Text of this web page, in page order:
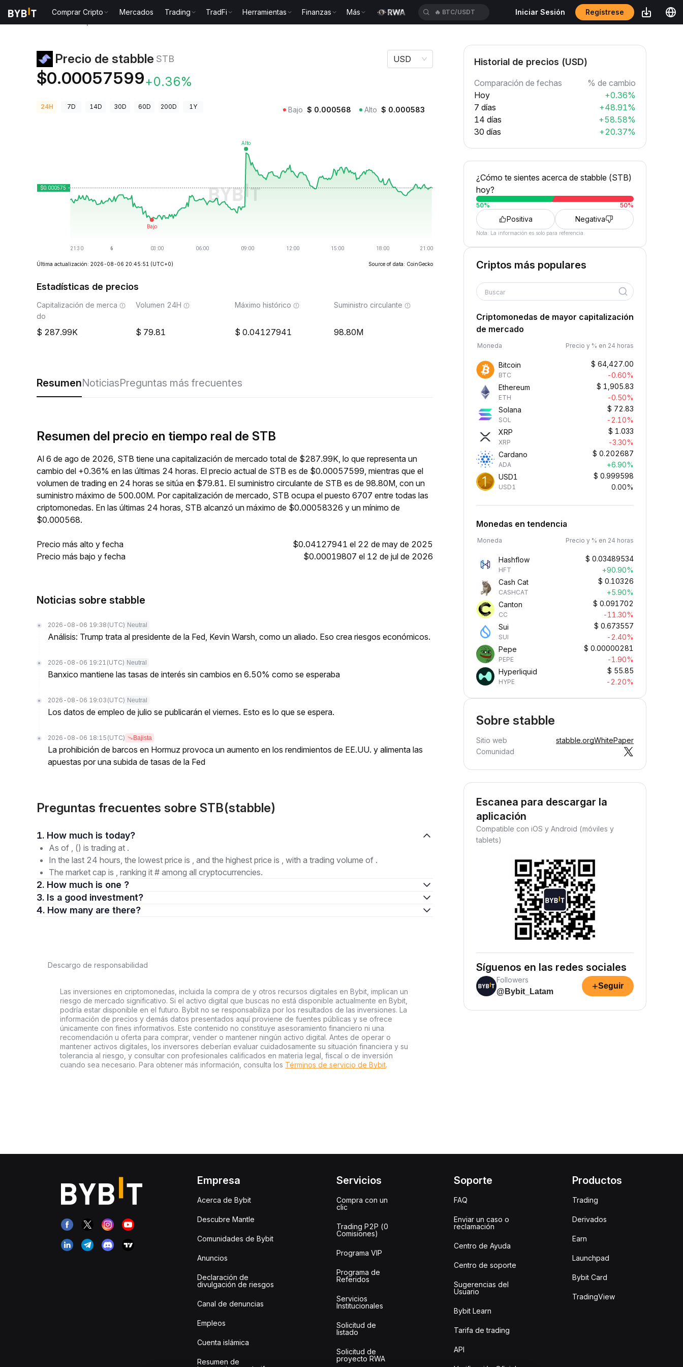
Comprar Cripto Mercados Trading TradFi Herramientas Finanzas Más 🔥 BTC/USDT Iniciar Sesión Regístrese
Precio de stabble STB
$0.00057599+0.36%
USD
24H 7D 14D 30D 60D 200D 1Y Bajo $ 0.000568 Alto $ 0.000583
Última actualización: 2026-08-06 20:45:51 (UTC+0) Source of data: CoinGecko
Estadísticas de precios
Capitalización de merca
do
287.99K
Volumen 24H
79.81
Máximo histórico
0.04127941
Suministro circulante
98.80M
ResumenNoticiasPreguntas más frecuentes
Resumen del precio en tiempo real de STB
Al 6 de ago de 2026, STB tiene una capitalización de mercado total de $287.99K, lo que representa un
cambio del +0.36% en las últimas 24 horas. El precio actual de STB es de $0.00057599, mientras que el
volumen de trading en 24 horas se sitúa en $79.81. El suministro circulante de STB es de 98.80M, con un
suministro máximo de 500.00M. Por capitalización de mercado, STB ocupa el puesto 6707 entre todas las
criptomonedas. En las últimas 24 horas, STB alcanzó un máximo de $0.00058326 y un mínimo de
$0.000568.
Precio más alto y fecha
$0.04127941 el 22 de may de 2025
Precio más bajo y fecha
$0.00019807 el 12 de jul de 2026
Noticias sobre stabble
2026-08-06 19:38 (UTC) Neutral
Análisis: Trump trata al presidente de la Fed, Kevin Warsh, como un aliado. Eso crea riesgos económicos.
2026-08-06 19:21 (UTC) Neutral
Banxico mantiene las tasas de interés sin cambios en 6.50% como se esperaba
2026-08-06 19:03 (UTC) Neutral
Los datos de empleo de julio se publicarán el viernes. Esto es lo que se espera.
2026-08-06 18:15 (UTC) Bajista
La prohibición de barcos en Hormuz provoca un aumento en los rendimientos de EE.UU. y alimenta las
apuestas por una subida de tasas de la Fed
Preguntas frecuentes sobre STB(stabble)
1. How much is today?
As of , () is trading at .
In the last 24 hours, the lowest price is , and the highest price is , with a trading volume of .
The market cap is , ranking it # among all cryptocurrencies.
2. How much is one ?
3. Is a good investment?
4. How many are there?
Descargo de responsabilidad
Las inversiones en criptomonedas, incluida la compra de y otros recursos digitales en Bybit, implican un
riesgo de mercado significativo. Si el activo digital que buscas no está disponible actualmente en Bybit,
podría estar disponible en el futuro. Bybit no se responsabiliza por los resultados de las inversiones. La
información de precios y demás datos presentados aquí proviene de fuentes públicas y se ofrece
únicamente con fines informativos. Este contenido no constituye asesoramiento financiero ni una
recomendación u oferta para comprar, vender o mantener ningún activo digital. Antes de operar o
mantener activos digitales, los inversores deberían evaluar cuidadosamente su situación financiera y su
tolerancia al riesgo, y consultar con profesionales calificados en materia legal, fiscal o de inversión
cuando sea necesario. Para obtener más información, consulta los Términos de servicio de Bybit.
Historial de precios (USD)
Comparación de fechas
% de cambio
Hoy
+0.36%
7 días
+48.91%
14 días
+58.58%
30 días
+20.37%
¿Cómo te sientes acerca de stabble (STB)
hoy?
50% 50%
Positiva Negativa
Nota: La información es solo para referencia.
Criptos más populares
Buscar
Criptomonedas de mayor capitalización
de mercado
Moneda Precio y % en 24 horas
Bitcoin
BTC
$ 64,427.00
-0.60%
Ethereum
ETH
$ 1,905.83
-0.50%
Solana
SOL
$ 72.83
-2.10%
XRP
XRP
$ 1.033
-3.30%
Cardano
ADA
$ 0.202687
+6.90%
USD1
USD1
$ 0.999598
0.00%
Monedas en tendencia
Moneda Precio y % en 24 horas
Hashflow
HFT
$ 0.03489534
+90.90%
Cash Cat
CASHCAT
$ 0.10326
+5.90%
Canton
CC
$ 0.091702
-11.30%
Sui
SUI
$ 0.673557
-2.40%
Pepe
PEPE
$ 0.00000281
-1.90%
Hyperliquid
HYPE
$ 55.85
-2.20%
Sobre stabble
Sitio web stabble.orgWhitePaper
Comunidad
Escanea para descargar la
aplicación
Compatible con iOS y Android (móviles y
tablets)
Síguenos en las redes sociales
Followers
@Bybit_Latam
+Seguir
Empresa
Acerca de Bybit
Descubre Mantle
Comunidades de Bybit
Anuncios
Declaración de
divulgación de riesgos
Canal de denuncias
Empleos
Cuenta islámica
Resumen de
Servicios
Compra con un
clic
Trading P2P (0
Comisiones)
Programa VIP
Programa de
Referidos
Servicios
Institucionales
Solicitud de
listado
Solicitud de
proyecto RWA
Soporte
FAQ
Enviar un caso o
reclamación
Centro de Ayuda
Centro de soporte
Sugerencias del
Usuario
Bybit Learn
Tarifa de trading
API
Productos
Trading
Derivados
Earn
Launchpad
Bybit Card
TradingView